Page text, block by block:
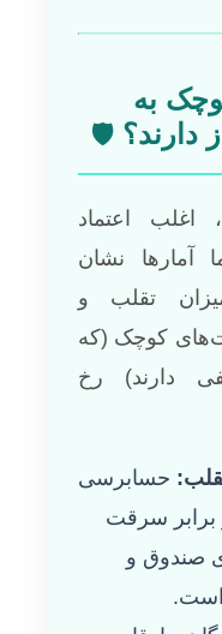
به
دارند؟ 🛡️
اعتماد
آمارها نشان
تقلب و
کوچک (که
دارند) رخ
حسابرسی
سرقت
صندوق و
است.